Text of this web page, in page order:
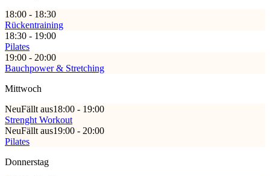
18:00 - 18:30
Rückentraining
18:30 - 19:00
Pilates
19:00 - 20:00
Bauchpower & Stretching
Mittwoch
NeuFällt aus18:00 - 19:00
Strenght Workout
NeuFällt aus19:00 - 20:00
Pilates
Donnerstag